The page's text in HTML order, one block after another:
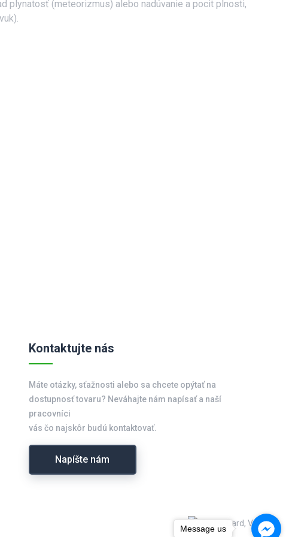
plynatosť (meteorizmus) alebo nadúvanie a pocit plnosti,
Kontaktujte nás
Máte otázky, sťažnosti alebo sa chcete opýtať na
dostupnosť tovaru? Neváhajte nám napísať a naší
pracovníci
vás čo najskôr budú kontaktovať.
Napíšte nám
Message us